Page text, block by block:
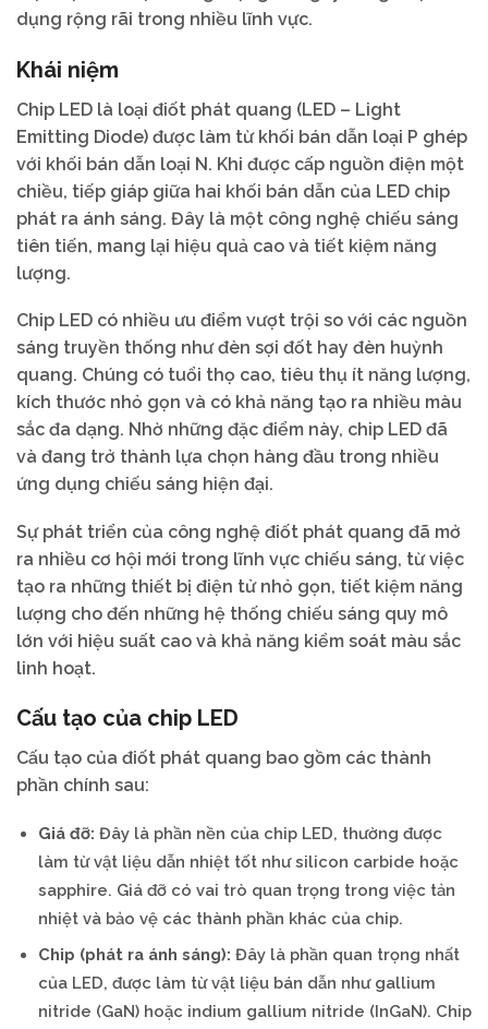
dụng rộng rãi trong nhiều lĩnh vực.
Khái niệm
Chip LED là loại điốt phát quang (LED – Light
Emitting Diode) được làm từ khối bán dẫn loại P ghép
với khối bán dẫn loại N. Khi được cấp nguồn điện một
chiều, tiếp giáp giữa hai khối bán dẫn của LED chip
phát ra ánh sáng. Đây là một công nghệ chiếu sáng
tiên tiến, mang lại hiệu quả cao và tiết kiệm năng
lượng.
Chip LED có nhiều ưu điểm vượt trội so với các nguồn
sáng truyền thống như đèn sợi đốt hay đèn huỳnh
quang. Chúng có tuổi thọ cao, tiêu thụ ít năng lượng,
kích thước nhỏ gọn và có khả năng tạo ra nhiều màu
sắc đa dạng. Nhờ những đặc điểm này, chip LED đã
và đang trở thành lựa chọn hàng đầu trong nhiều
ứng dụng chiếu sáng hiện đại.
Sự phát triển của công nghệ điốt phát quang đã mở
ra nhiều cơ hội mới trong lĩnh vực chiếu sáng, từ việc
tạo ra những thiết bị điện tử nhỏ gọn, tiết kiệm năng
lượng cho đến những hệ thống chiếu sáng quy mô
lớn với hiệu suất cao và khả năng kiểm soát màu sắc
linh hoạt.
Cấu tạo của chip LED
Cấu tạo của điốt phát quang bao gồm các thành
phần chính sau:
Giá đỡ: Đây là phần nền của chip LED, thường được
làm từ vật liệu dẫn nhiệt tốt như silicon carbide hoặc
sapphire. Giá đỡ có vai trò quan trọng trong việc tản
nhiệt và bảo vệ các thành phần khác của chip.
Chip (phát ra ánh sáng): Đây là phần quan trọng nhất
của LED, được làm từ vật liệu bán dẫn như gallium
nitride (GaN) hoặc indium gallium nitride (InGaN). Chip